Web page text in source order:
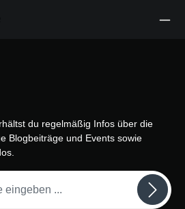
du regelmäßig Infos über die
Blogbeiträge und Events sowie